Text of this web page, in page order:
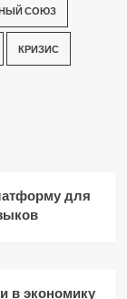
СОЮЗ
КРИЗИС
для
в экономику